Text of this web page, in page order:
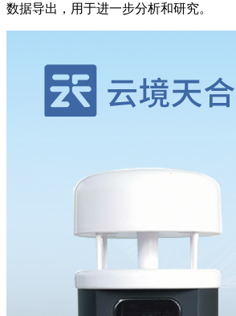
数据导出，用于进一步分析和研究。